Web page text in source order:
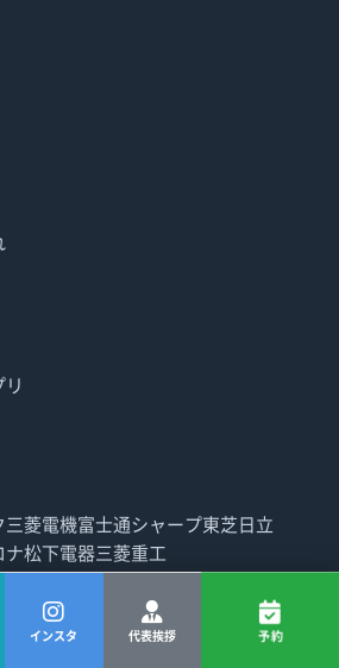
インスタ 代表挨拶 予約
三菱電機富士通シャープ東芝日立
ナ松下電器三菱重工
見る